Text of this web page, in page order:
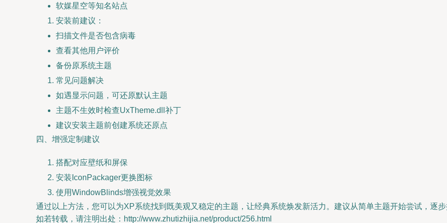
软媒星空等知名站点
安装前建议：
扫描文件是否包含病毒
查看其他用户评价
备份原系统主题
常见问题解决
如遇显示问题，可还原默认主题
主题不生效时检查UxTheme.dll补丁
建议安装主题前创建系统还原点
四、增强定制建议
搭配对应壁纸和屏保
安装IconPackager更换图标
使用WindowBlinds增强视觉效果
通过以上方法，您可以为XP系统找到既美观又稳定的主题，让经典系统焕发新活力。建议从简单主题开始尝试，逐
如若转载，请注明出处：http://www.zhutizhijia.net/product/256.html